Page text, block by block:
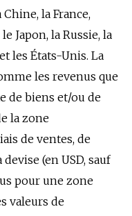
la France,
Japon, la Russie, la
les États-Unis. La
les revenus que
de biens et/ou de
la zone
de ventes, de
(en USD, sauf
pour une zone
valeurs de